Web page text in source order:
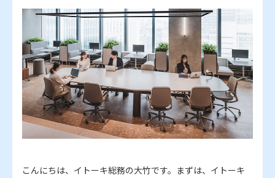
こんにちは、イトーキ総務の大竹です。まずは、イトーキ